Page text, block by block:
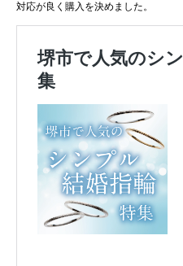
対応が良く購入を決めました。